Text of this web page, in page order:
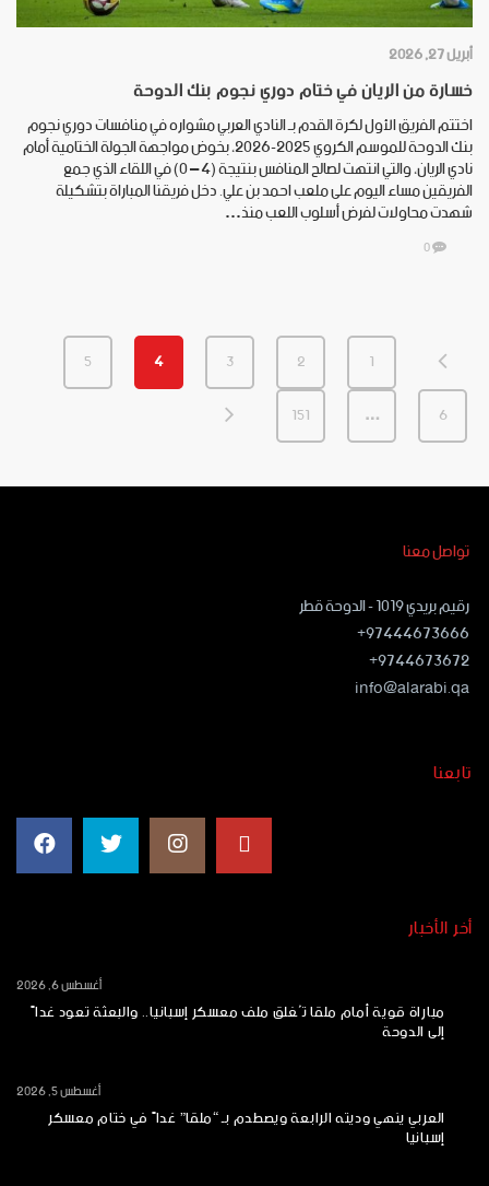
أبريل 27, 2026
خسارة من الريان في ختام دوري نجوم بنك الدوحة
اختتم الفريق الأول لكرة القدم بـ النادي العربي مشواره في منافسات دوري نجوم
بنك الدوحة للموسم الكروي 2025-2026، بخوض مواجهة الجولة الختامية أمام
نادي الريان، والتي انتهت لصالح المنافس بنتيجة (4 – 0) في اللقاء الذي جمع
الفريقين مساء اليوم على ملعب احمد بن علي. دخل فريقنا المباراة بتشكيلة
شهدت محاولات لفرض أسلوب اللعب منذ…
0
1
2
3
4
5
6
…
151
تواصل معنا
رقيم بريدي ١٠١٩ - الدوحة قطر
97444673666+
9744673672+
info@alarabi.qa
تابعنا
أخر الأخبار
مباراة قوية أمام ملقا تُغلق ملف معسكر إسبانيا.. والبعثة تعود غداً
إلى الدوحة
أغسطس 6, 2026
العربي ينهي وديته الرابعة ويصطدم بـ “ملقا” غداً في ختام معسكر
إسبانيا
أغسطس 5, 2026